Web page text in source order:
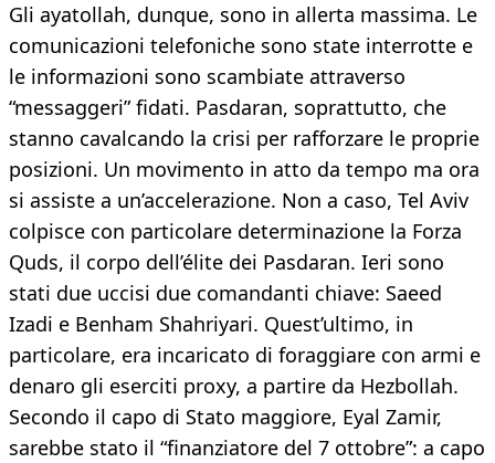
Gli ayatollah, dunque, sono in allerta massima. Le
comunicazioni telefoniche sono state interrotte e
le informazioni sono scambiate attraverso
“messaggeri” fidati. Pasdaran, soprattutto, che
stanno cavalcando la crisi per rafforzare le proprie
posizioni. Un movimento in atto da tempo ma ora
si assiste a un’accelerazione. Non a caso, Tel Aviv
colpisce con particolare determinazione la Forza
Quds, il corpo dell’élite dei Pasdaran. Ieri sono
stati due uccisi due comandanti chiave: Saeed
Izadi e Benham Shahriyari. Quest’ultimo, in
particolare, era incaricato di foraggiare con armi e
denaro gli eserciti proxy, a partire da Hezbollah.
Secondo il capo di Stato maggiore, Eyal Zamir,
sarebbe stato il “finanziatore del 7 ottobre”: a capo